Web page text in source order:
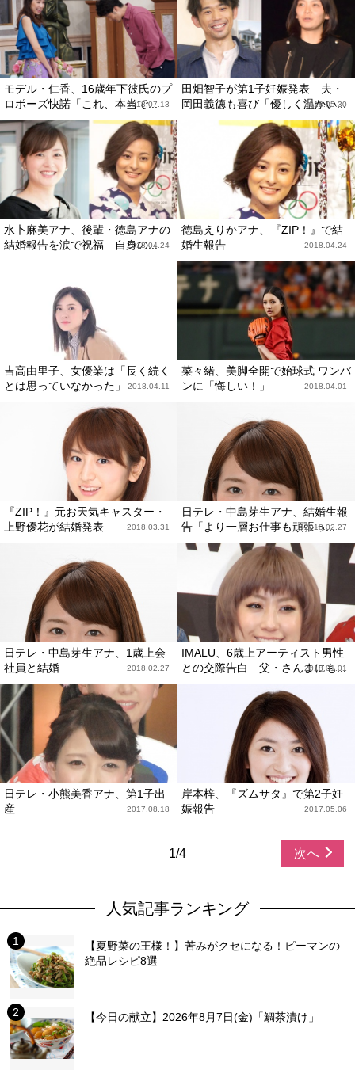
モデル・仁香、16歳年下彼氏のプ
ロポーズ快諾「これ、本当で...
2018.07.13
田畑智子が第1子妊娠発表 夫・
岡田義徳も喜び「優しく温かい...
2018.05.30
水卜麻美アナ、後輩・徳島アナの
結婚報告を涙で祝福 自身の...
2018.04.24
徳島えりかアナ、『ZIP！』で結
婚生報告
2018.04.24
吉高由里子、女優業は「長く続く
とは思っていなかった」
2018.04.11
菜々緒、美脚全開で始球式 ワンバ
ンに「悔しい！」
2018.04.01
『ZIP！』元お天気キャスター・
上野優花が結婚発表
2018.03.31
日テレ・中島芽生アナ、結婚生報
告「より一層お仕事も頑張っ...
2018.02.27
日テレ・中島芽生アナ、1歳上会
社員と結婚
2018.02.27
IMALU、6歳上アーティスト男性
との交際告白 父・さんまにも...
2018.01.01
日テレ・小熊美香アナ、第1子出
産
2017.08.18
岸本梓、『ズムサタ』で第2子妊
娠報告
2017.05.06
1/4 次へ
人気記事ランキング
【夏野菜の王様！】苦みがクセになる！ピーマンの
絶品レシピ8選
【今日の献立】2026年8月7日(金)「鯛茶漬け」